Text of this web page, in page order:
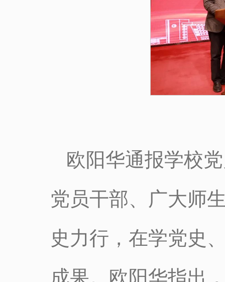
欧阳华通报学校
党员干部、广大师
史力行，在学党史
成果。欧阳华指出